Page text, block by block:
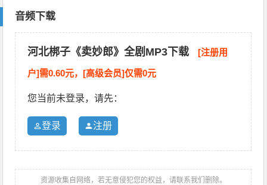
音频下载
河北梆子《卖妙郎》全剧MP3下载 [注册用
户]需0.60元，[高级会员]仅需0元
您当前未登录，请先：
登录 注册
资源收集自网络，若无意侵犯您的权益，请联系我们删除。